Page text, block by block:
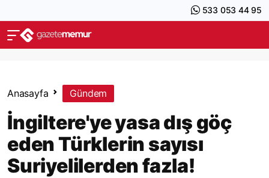
533 053 44 95
Anasayfa Gündem
İngiltere'ye yasa dış göç
eden Türklerin sayısı
Suriyelilerden fazla!